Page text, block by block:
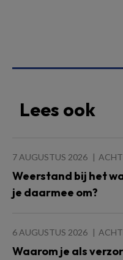
Lees ook
7 AUGUSTUS 2026
Weerstand bij het
je daarmee om?
6 AUGUSTUS 2026
Waarom je als